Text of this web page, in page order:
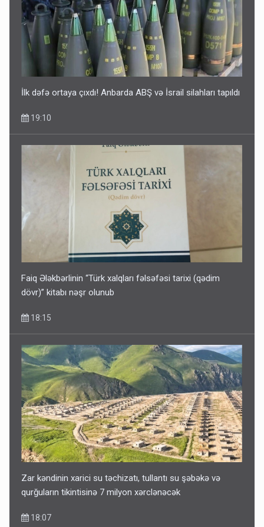
İlk dəfə ortaya çıxdı! Anbarda ABŞ və İsrail silahları tapıldı
19:10
Faiq Ələkbərlinin “Türk xalqları fəlsəfəsi tarixi (qədim
dövr)” kitabı nəşr olunub
18:15
Zar kəndinin xarici su təchizatı, tullantı su şəbəkə və
qurğuların tikintisinə 7 milyon xərclənəcək
18:07